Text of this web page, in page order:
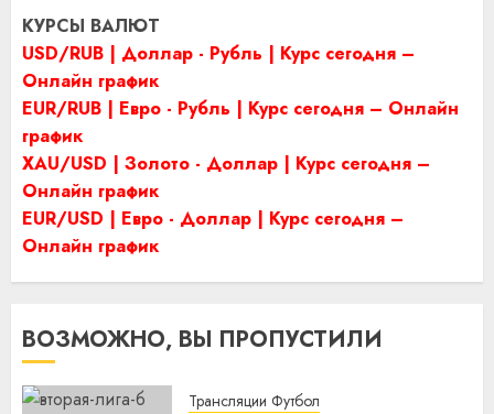
КУРСЫ ВАЛЮТ
USD/RUB | Доллар - Рубль | Курс сегодня –
Онлайн график
EUR/RUB | Евро - Рубль | Курс сегодня – Онлайн
график
XAU/USD | Золото - Доллар | Курс сегодня –
Онлайн график
EUR/USD | Евро - Доллар | Курс сегодня –
Онлайн график
ВОЗМОЖНО, ВЫ ПРОПУСТИЛИ
Трансляции Футбол